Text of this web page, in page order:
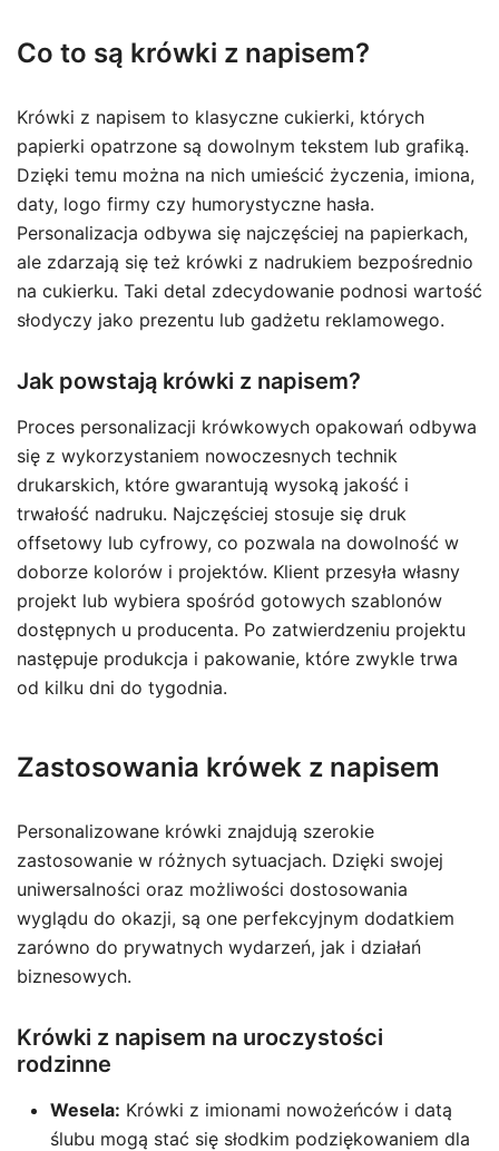
Co to są krówki z napisem?
Krówki z napisem to klasyczne cukierki, których
papierki opatrzone są dowolnym tekstem lub grafiką.
Dzięki temu można na nich umieścić życzenia, imiona,
daty, logo firmy czy humorystyczne hasła.
Personalizacja odbywa się najczęściej na papierkach,
ale zdarzają się też krówki z nadrukiem bezpośrednio
na cukierku. Taki detal zdecydowanie podnosi wartość
słodyczy jako prezentu lub gadżetu reklamowego.
Jak powstają krówki z napisem?
Proces personalizacji krówkowych opakowań odbywa
się z wykorzystaniem nowoczesnych technik
drukarskich, które gwarantują wysoką jakość i
trwałość nadruku. Najczęściej stosuje się druk
offsetowy lub cyfrowy, co pozwala na dowolność w
doborze kolorów i projektów. Klient przesyła własny
projekt lub wybiera spośród gotowych szablonów
dostępnych u producenta. Po zatwierdzeniu projektu
następuje produkcja i pakowanie, które zwykle trwa
od kilku dni do tygodnia.
Zastosowania krówek z napisem
Personalizowane krówki znajdują szerokie
zastosowanie w różnych sytuacjach. Dzięki swojej
uniwersalności oraz możliwości dostosowania
wyglądu do okazji, są one perfekcyjnym dodatkiem
zarówno do prywatnych wydarzeń, jak i działań
biznesowych.
Krówki z napisem na uroczystości
rodzinne
Wesela: Krówki z imionami nowożeńców i datą
ślubu mogą stać się słodkim podziękowaniem dla